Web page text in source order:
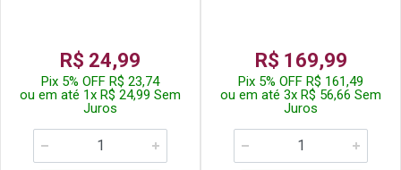
R$ 24,99
Pix 5% OFF R$ 23,74
ou em até 1x R$ 24,99 Sem
Juros
R$ 169,99
Pix 5% OFF R$ 161,49
ou em até 3x R$ 56,66 Sem
Juros